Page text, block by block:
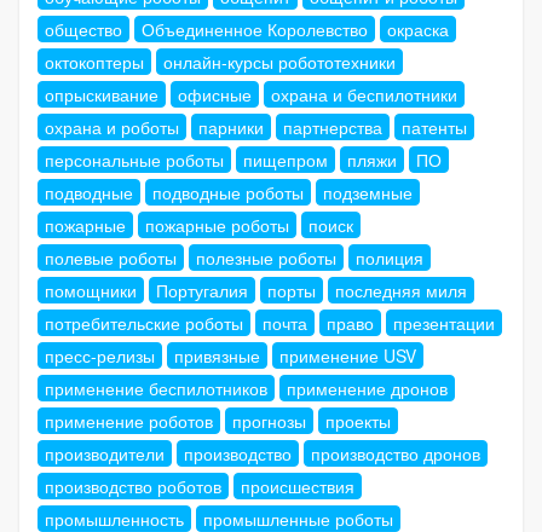
общество
Объединенное Королевство
окраска
октокоптеры
онлайн-курсы робототехники
опрыскивание
офисные
охрана и беспилотники
охрана и роботы
парники партнерства
патенты
персональные роботы
пищепром пляжи
ПО
подводные
подводные роботы
подземные
пожарные
пожарные роботы
поиск
полевые роботы
полезные роботы
полиция
помощники
Португалия порты
последняя миля
потребительские роботы
почта право
презентации
пресс-релизы
привязные
применение USV
применение беспилотников
применение дронов
применение роботов
прогнозы
проекты
производители
производство
производство дронов
производство роботов
происшествия
промышленность
промышленные роботы